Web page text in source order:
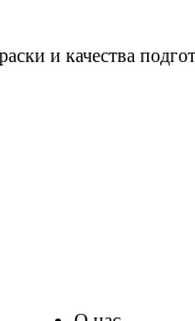
и качества